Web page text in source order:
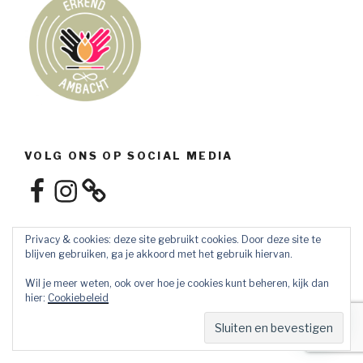
VOLG ONS OP SOCIAL MEDIA
FacebookInstagram
Privacybeleid
Privacy & cookies: deze site gebruikt cookies. Door deze site te
blijven gebruiken, ga je akkoord met het gebruik hiervan.
Wil je meer weten, ook over hoe je cookies kunt beheren, kijk dan
hier: Cookiebeleid